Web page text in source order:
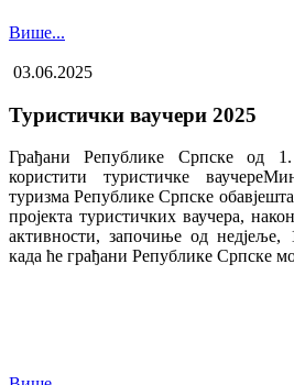
Више...
03.06.2025
Туристички ваучери 2025
Грађани Републике Српске од
користити туристичке
туризма Републике Српске
пројекта туристичких ваучера,
активности, започиње од
када ће грађани Републике Српске